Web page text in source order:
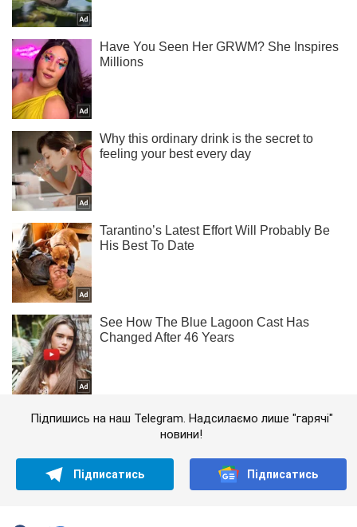
Підпишись на наш Telegram. Надсилаємо лише "гарячі"
новини!
Підписатись Підписатись